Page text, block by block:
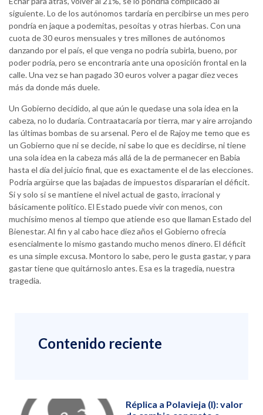
siguiente. Lo de los autónomos tardaría en percibirse un mes pero
pondría en jaque a podemitas, pesoítas y otras hierbas. Con una
cuota de 30 euros mensuales y tres millones de autónomos
danzando por el país, el que venga no podría subirla, bueno, por
poder podría, pero se encontraría ante una oposición frontal en la
calle. Una vez se han pagado 30 euros volver a pagar diez veces
más da donde más duele.
Un Gobierno decidido, al que aún le quedase una sola idea en la
cabeza, no lo dudaría. Contraatacaría por tierra, mar y aire arrojando
las últimas bombas de su arsenal. Pero el de Rajoy me temo que es
un Gobierno que ni se decide, ni sabe lo que es decidirse, ni tiene
una sola idea en la cabeza más allá de la de permanecer en Babia
hasta el día del juicio final, que es exactamente el de las elecciones.
Podría argüirse que las bajadas de impuestos dispararían el déficit.
Si y solo si se mantiene el nivel actual de gasto, irracional y
básicamente político. El Estado puede vivir con menos, con
muchísimo menos al tiempo que atiende eso que llaman Estado del
Bienestar. Al fin y al cabo hace diez años el Gobierno ofrecía
esencialmente lo mismo gastando mucho menos dinero. El déficit
es una simple excusa. Montoro lo sabe, pero le gusta gastar, y para
gastar tiene que quitárnoslo antes. Esa es la tragedia, nuestra
tragedia.
Contenido reciente
Réplica a Polavieja (I): valor